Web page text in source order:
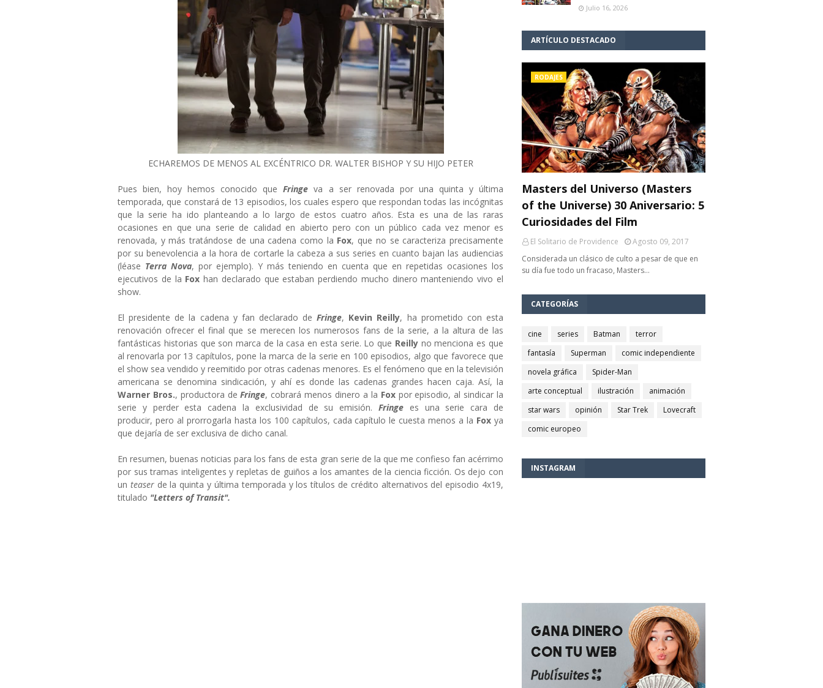
ECHAREMOS DE MENOS AL EXCÉNTRICO DR. WALTER BISHOP Y SU HIJO PETER
Pues bien, hoy hemos conocido queFringeva a ser renovada por una quinta y última
temporada, que constará de 13 episodios, los cuales espero que respondan todas las incógnitas
que la serie ha ido planteando a lo largo de estos cuatro años. Esta es una de las raras
ocasiones en que una serie de calidad en abierto pero con un público cada vez menor es
renovada, y más tratándose de una cadena como la Fox, que no se caracteriza precisamente
por su benevolencia a la hora de cortarle la cabeza a sus series en cuanto bajan las audiencias
(léase Terra Nova, por ejemplo). Y más teniendo en cuenta que en repetidas ocasiones los
ejecutivos de la Foxhan declarado que estaban perdiendo mucho dinero manteniendo vivo el
show.
El presidente de la cadena y fan declarado deFringe, Kevin Reilly, ha prometido con esta
renovación ofrecer el final que se merecen los numerosos fans de la serie, a la altura de las
fantásticas historias que son marca de la casa en esta serie. Lo que Reilly no menciona es que
al renovarla por 13 capítulos, pone la marca de la serie en 100 episodios, algo que favorece que
el show sea vendido y reemitido por otras cadenas menores. Es el fenómeno que en la televisión
americana se denomina sindicación, y ahí es donde las cadenas grandes hacen caja. Así, la
Warner Bros., productora deFringe, cobrará menos dinero a la Fox por episodio, al sindicar la
serie y perder esta cadena la exclusividad de su emisión. Fringe es una serie cara de
producir, pero al prorrogarla hasta los 100 capítulos, cada capítulo le cuesta menos a la Fox ya
que dejaría de ser exclusiva de dicho canal.
En resumen, buenas noticias para los fans de esta gran serie de la que me confieso fan acérrimo
por sus tramas inteligentes y repletas de guiños a los amantes de la ciencia ficción. Os dejo con
un teaser de la quinta y última temporada y los títulos de crédito alternativos del episodio 4x19,
titulado "Letters of Transit".
Julio 16, 2026
ARTÍCULO DESTACADO
RODAJES
Masters del Universo (Masters
of the Universe) 30 Aniversario: 5
Curiosidades del Film
El Solitario de Providence
Agosto 09, 2017
Considerada un clásico de culto a pesar de que en
su día fue todo un fracaso, Masters…
CATEGORÍAS
cine series Batman
terror
fantasía
Superman
comic independiente
novela gráfica
Spider-Man
arte conceptual
ilustración
animación
star wars
opinión Star Trek
Lovecraft
comic europeo
INSTAGRAM